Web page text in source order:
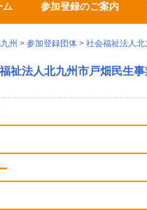
ム 参加登録のご案内
州 > 参加登録団体 > 社会福祉法人
祉法人北九州市戸畑民生